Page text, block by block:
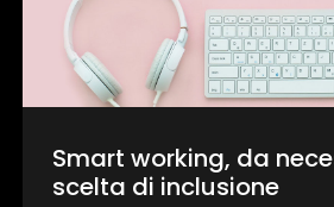
Smart working, da
scelta di inclusione